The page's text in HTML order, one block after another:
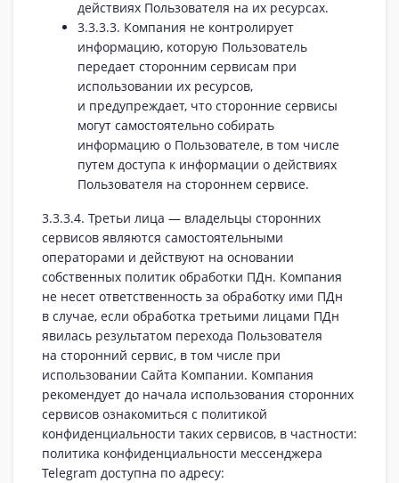
действиях Пользователя на их ресурсах.
3.3.3.3. Компания не контролирует
информацию, которую Пользователь
передает сторонним сервисам при
использовании их ресурсов,
и предупреждает, что сторонние сервисы
могут самостоятельно собирать
информацию о Пользователе, в том числе
путем доступа к информации о действиях
Пользователя на стороннем сервисе.
3.3.3.4. Третьи лица — владельцы сторонних
сервисов являются самостоятельными
операторами и действуют на основании
собственных политик обработки ПДн. Компания
не несет ответственность за обработку ими ПДн
в случае, если обработка третьими лицами ПДн
явилась результатом перехода Пользователя
на сторонний сервис, в том числе при
использовании Сайта Компании. Компания
рекомендует до начала использования сторонних
сервисов ознакомиться с политикой
конфиденциальности таких сервисов, в частности:
политика конфиденциальности мессенджера
Telegram доступна по адресу: